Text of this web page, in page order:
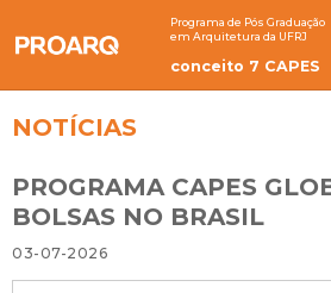
Programa de Pós Graduação
em Arquitetura da UFRJ
conceito 7 CAPES
NOTÍCIAS
PROGRAMA CAPES
BOLSAS NO BRASIL
03-07-2026